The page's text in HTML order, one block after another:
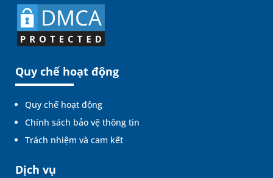
Quy chế hoạt động
Quy chế hoạt động
Chính sách bảo vệ thông tin
Trách nhiệm và cam kết
Dịch vụ